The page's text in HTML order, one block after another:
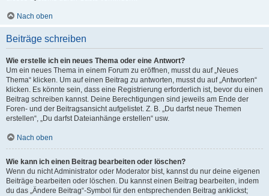
Nach oben
Beiträge schreiben
Wie erstelle ich ein neues Thema oder eine Antwort?
Um ein neues Thema in einem Forum zu eröffnen, musst du auf „Neues
Thema“ klicken. Um auf einen Beitrag zu antworten, musst du auf „Antworten“
klicken. Es könnte sein, dass eine Registrierung erforderlich ist, bevor du einen
Beitrag schreiben kannst. Deine Berechtigungen sind jeweils am Ende der
Foren- und der Beitragsansicht aufgelistet. Z. B. „Du darfst neue Themen
erstellen“, „Du darfst Dateianhänge erstellen“ usw.
Nach oben
Wie kann ich einen Beitrag bearbeiten oder löschen?
Wenn du nicht Administrator oder Moderator bist, kannst du nur deine eigenen
Beiträge bearbeiten oder löschen. Du kannst einen Beitrag bearbeiten, indem
du das „Ändere Beitrag“-Symbol für den entsprechenden Beitrag anklickst;